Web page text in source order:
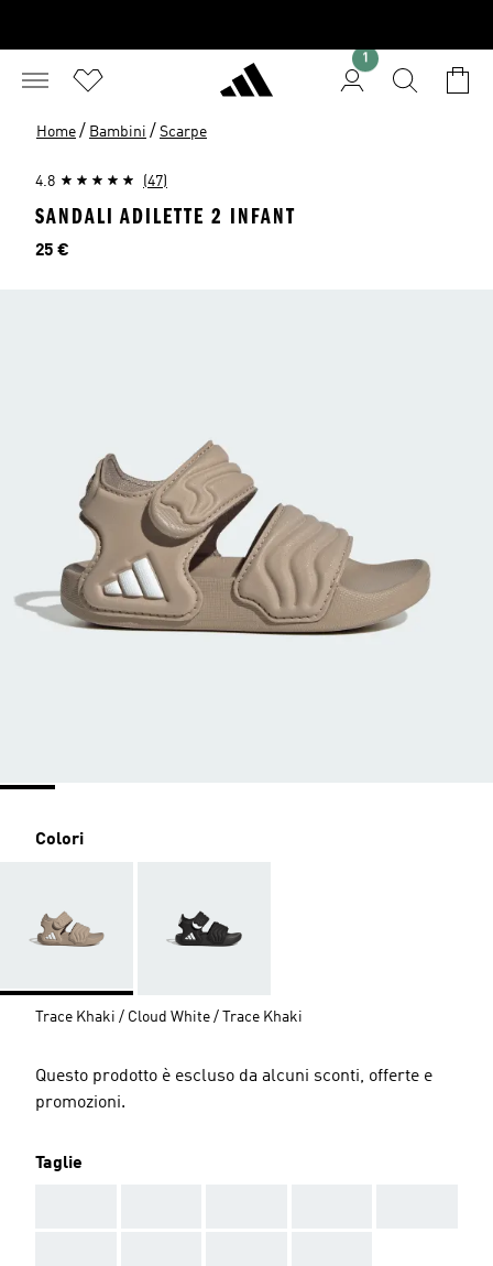
1
Home / Bambini / Scarpe
4.8 (47)
SANDALI ADILETTE 2 INFANT
Prezzo
25 €
Colori
Trace Khaki / Cloud White / Trace Khaki
Questo prodotto è escluso da alcuni sconti, offerte e
promozioni.
Taglie